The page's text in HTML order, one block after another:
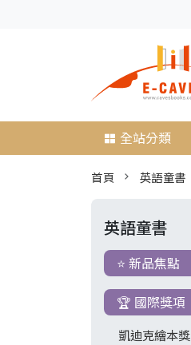
全站分類
首頁 英語童書
英語童書
⭐ 新品焦點
🏆 國際獎項
凱迪克繪本獎